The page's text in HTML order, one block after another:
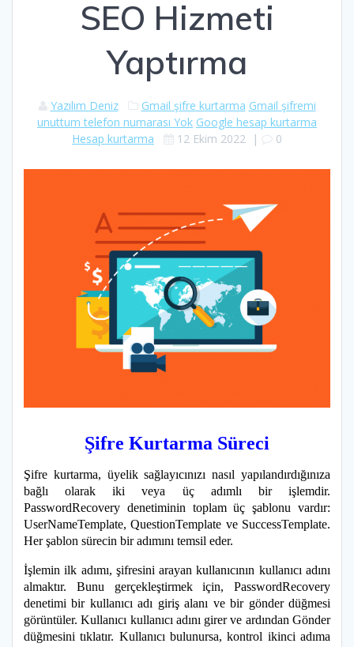
SEO Hizmeti
Yaptırma
Yazılım Deniz Gmail şifre kurtarma Gmail şifremi
unuttum telefon numarası Yok Google hesap kurtarma
Hesap kurtarma
12 Ekim 2022 | 0
Şifre Kurtarma Süreci
Şifre kurtarma, üyelik sağlayıcınızı nasıl yapılandırdığınıza
bağlı olarak iki veya üç adımlı bir işlemdir.
PasswordRecovery denetiminin toplam üç şablonu vardır:
UserNameTemplate, QuestionTemplate ve SuccessTemplate.
Her şablon sürecin bir adımını temsil eder.
İşlemin ilk adımı, şifresini arayan kullanıcının kullanıcı adını
almaktır. Bunu gerçekleştirmek için, PasswordRecovery
denetimi bir kullanıcı adı giriş alanı ve bir gönder düğmesi
görüntüler. Kullanıcı kullanıcı adını girer ve ardından Gönder
düğmesini tıklatır. Kullanıcı bulunursa, kontrol ikinci adıma